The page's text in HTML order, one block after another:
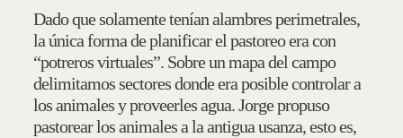
Dado que solamente tenían alambres perimetrales,
la única forma de planificar el pastoreo era con
“potreros virtuales”. Sobre un mapa del campo
delimitamos sectores donde era posible controlar a
los animales y proveerles agua. Jorge propuso
pastorear los animales a la antigua usanza, esto es,